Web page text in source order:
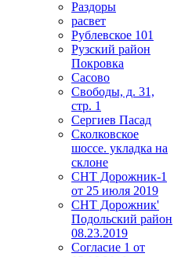
Раздоры
расвет
Рублевское 101
Рузский район
Покровка
Сасово
Свободы, д. 31,
стр. 1
Сергиев Пасад
Сколковское
шоссе. укладка на
склоне
СНТ Дорожник-1
от 25 июля 2019
СНТ Дорожник'
Подольский район
08.23.2019
Согласие 1 от